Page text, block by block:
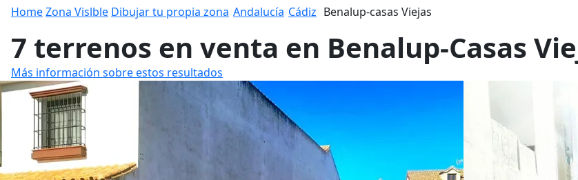
HomeZona Vislble Dibujar tu propia zona Andalucía Cádiz Benalup-casas Viejas
7 terrenos en venta en Benalup-Casas
Más información sobre estos resultados